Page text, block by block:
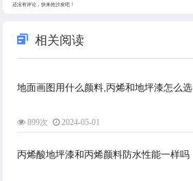
还没有评论，快来抢沙发吧！
相关阅读
地面画图用什么颜料,丙烯和地坪漆怎么选
899次 2024-05-01
丙烯酸地坪漆和丙烯颜料防水性能一样吗